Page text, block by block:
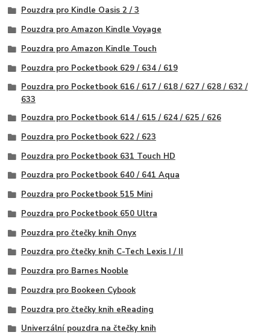
Pouzdra pro Kindle Oasis 2 / 3
Pouzdra pro Amazon Kindle Voyage
Pouzdra pro Amazon Kindle Touch
Pouzdra pro Pocketbook 629 / 634 / 619
Pouzdra pro Pocketbook 616 / 617 / 618 / 627 / 628 / 632 /
633
Pouzdra pro Pocketbook 614 / 615 / 624 / 625 / 626
Pouzdra pro Pocketbook 622 / 623
Pouzdra pro Pocketbook 631 Touch HD
Pouzdra pro Pocketbook 640 / 641 Aqua
Pouzdra pro Pocketbook 515 Mini
Pouzdra pro Pocketbook 650 Ultra
Pouzdra pro čtečky knih Onyx
Pouzdra pro čtečky knih C-Tech Lexis I / II
Pouzdra pro Barnes Nooble
Pouzdra pro Bookeen Cybook
Pouzdra pro čtečky knih eReading
Univerzální pouzdra na čtečky knih